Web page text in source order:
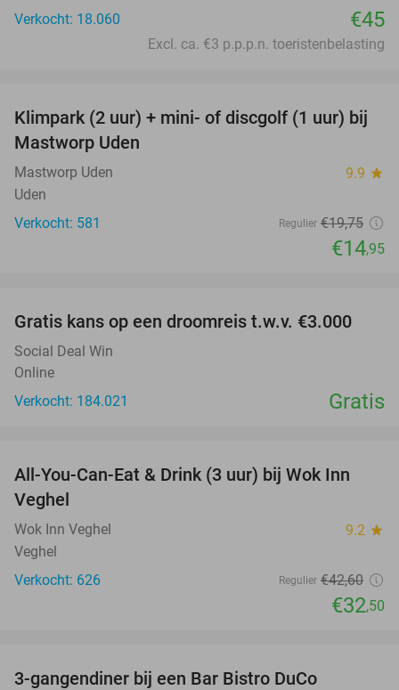
Verkocht: 18.060
€45
Excl. ca. €3 p.p.p.n. toeristenbelasting
24%
Klimpark (2 uur) + mini- of discgolf (1 uur) bij
Mastworp Uden
Mastworp Uden 9.9 star
Uden
Verkocht: 581
Regulier €19,75
€14,95
Gratis kans op een droomreis t.w.v. €3.000
Social Deal Win
Online
Verkocht: 184.021
Gratis
24%
All-You-Can-Eat & Drink (3 uur) bij Wok Inn
Veghel
Wok Inn Veghel 9.2 star
Veghel
Verkocht: 626
Regulier €42,60
€32,50
3-gangendiner bij een Bar Bistro DuCo